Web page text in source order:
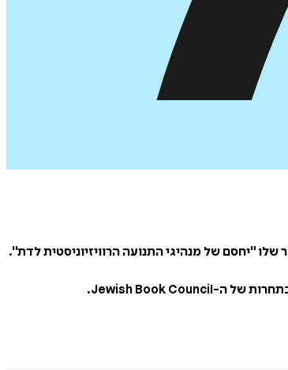
"יחסם של מנהיגי התנועה הרוויזיוניסטית לדת".